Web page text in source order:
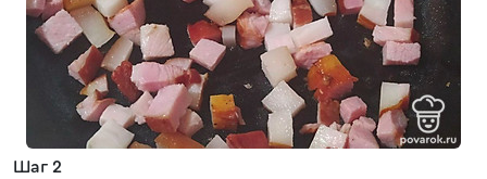
Шаг 2